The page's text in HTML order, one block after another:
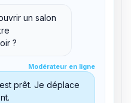
un salon
?
Modérateur en ligne
prêt. Je déplace